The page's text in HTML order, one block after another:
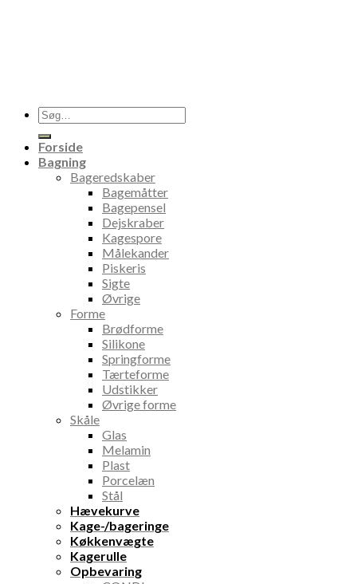
Søg
efter:
Forside
Bagning
Bageredskaber
Bagemåtter
Bagepensel
Dejskraber
Kagespore
Målekander
Piskeris
Sigte
Øvrige
Forme
Brødforme
Silikone
Springforme
Tærteforme
Udstikker
Øvrige forme
Skåle
Glas
Melamin
Plast
Porcelæn
Stål
Hævekurve
Kage-/bageringe
Køkkenvægte
Kagerulle
Opbevaring